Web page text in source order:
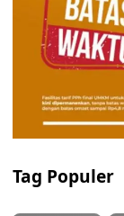
Tag Populer